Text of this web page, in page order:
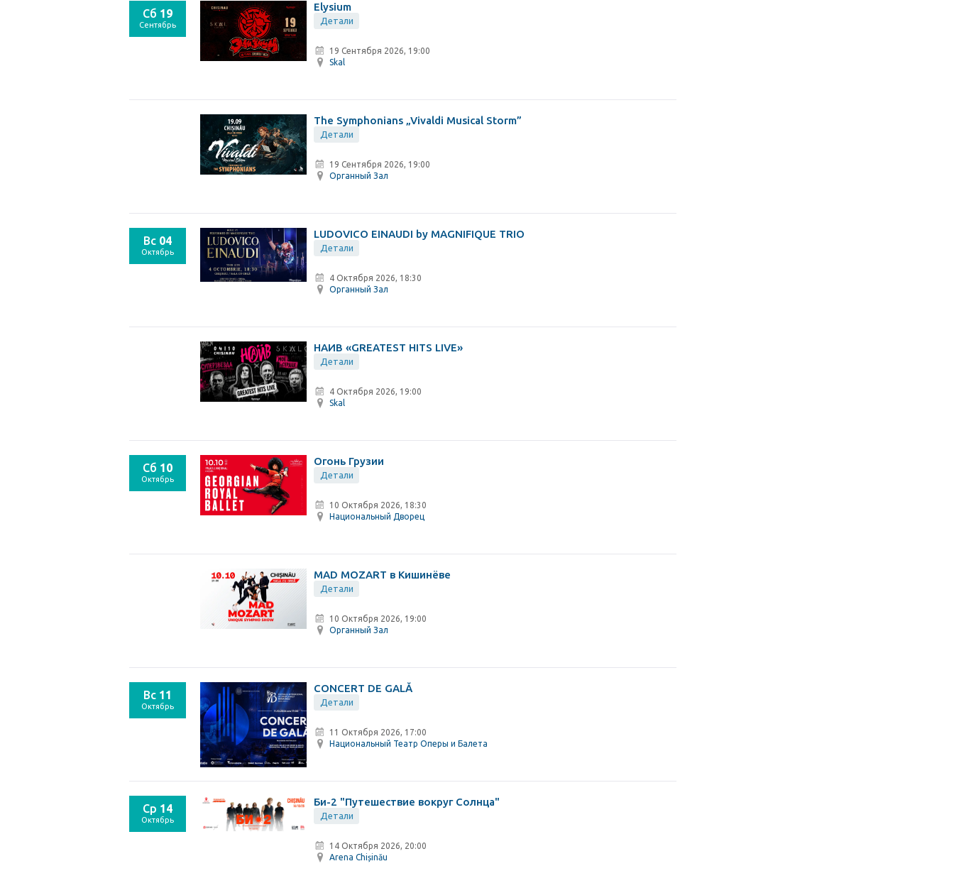
Сб 19
Сентябрь
Elysium
Детали
19 Сентября 2026, 19:00
Skal
The Symphonians „Vivaldi Musical Storm”
Детали
19 Сентября 2026, 19:00
Органный Зал
Вс 04
Октябрь
LUDOVICO EINAUDI by MAGNIFIQUE TRIO
Детали
4 Октября 2026, 18:30
Органный Зал
НАИВ «GREATEST HITS LIVE»
Детали
4 Октября 2026, 19:00
Skal
Сб 10
Октябрь
Огонь Грузии
Детали
10 Октября 2026, 18:30
Национальный Дворец
MAD MOZART в Кишинёве
Детали
10 Октября 2026, 19:00
Органный Зал
Вс 11
Октябрь
CONCERT DE GALĂ
Детали
11 Октября 2026, 17:00
Национальный Театр Оперы и Балета
Ср 14
Октябрь
Би-2 "Путешествие вокруг Солнца"
Детали
14 Октября 2026, 20:00
Arena Chișinău